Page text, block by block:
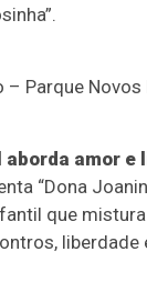
– Parque
amor e
“Dona
que
liberdade